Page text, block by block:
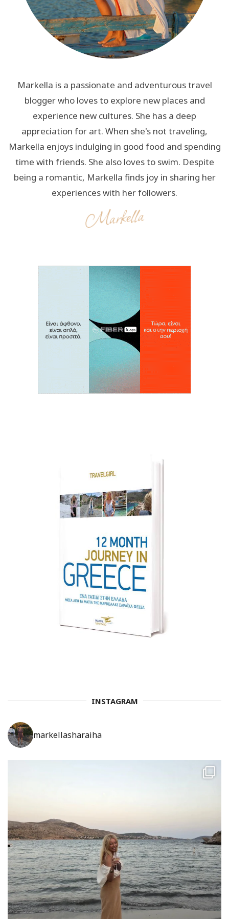
Markella is a passionate and adventurous travel
blogger who loves to explore new places and
experience new cultures. She has a deep
appreciation for art. When she's not traveling,
Markella enjoys indulging in good food and spending
time with friends. She also loves to swim. Despite
being a romantic, Markella finds joy in sharing her
experiences with her followers.
INSTAGRAM
markellasharaiha